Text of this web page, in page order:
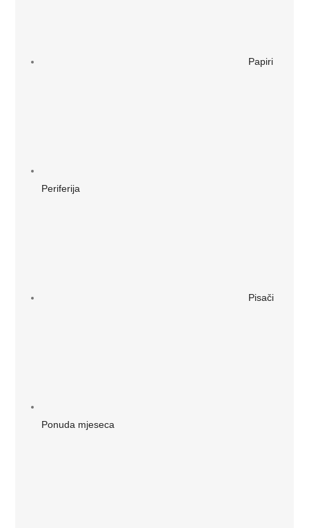
Papiri
Periferija
Pisači
Ponuda mjeseca